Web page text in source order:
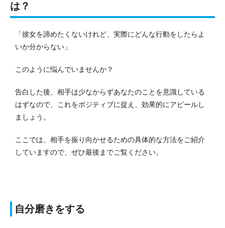
は？
「彼女を諦めたくないけれど、実際にどんな行動をしたらよ
いか分からない」
このように悩んでいませんか？
告白した後、相手は少なからずあなたのことを意識している
はずなので、これをポジティブに捉え、効果的にアピールし
ましょう。
ここでは、相手を振り向かせるための具体的な方法をご紹介
していますので、ぜひ最後までご覧ください。
自分磨きをする